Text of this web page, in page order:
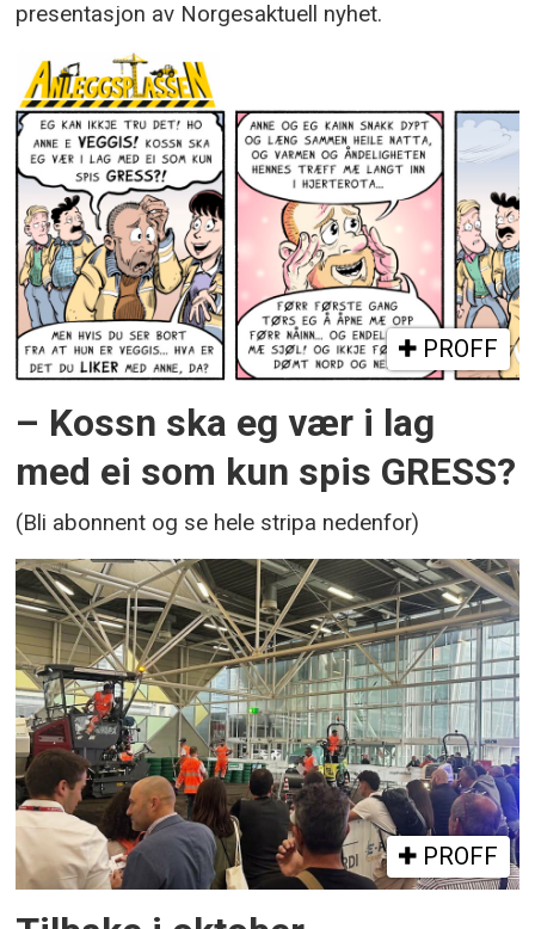
presentasjon av Norgesaktuell nyhet.
PROFF
– Kossn ska eg vær i lag
med ei som kun spis GRESS?
(Bli abonnent og se hele stripa nedenfor)
PROFF